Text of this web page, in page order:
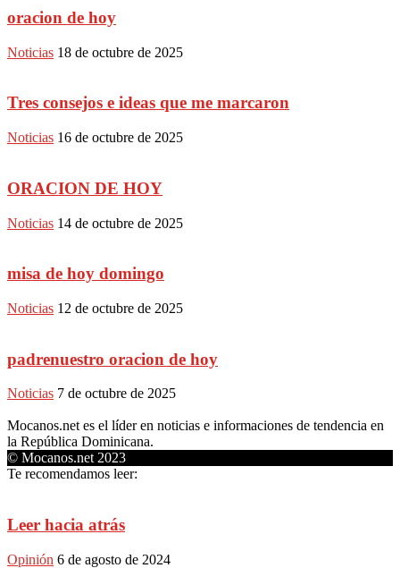
oracion de hoy
Noticias 18 de octubre de 2025
Tres consejos e ideas que me marcaron
Noticias 16 de octubre de 2025
ORACION DE HOY
Noticias 14 de octubre de 2025
misa de hoy domingo
Noticias 12 de octubre de 2025
padrenuestro oracion de hoy
Noticias 7 de octubre de 2025
Mocanos.net es el líder en noticias e informaciones de tendencia en
la República Dominicana.
© Mocanos.net 2023
Te recomendamos leer:
Leer hacia atrás
Opinión 6 de agosto de 2024